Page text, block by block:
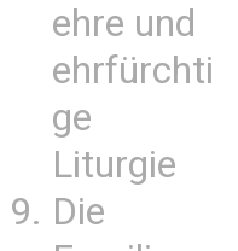
ehre und
ehrfürchti
ge
Liturgie
Die